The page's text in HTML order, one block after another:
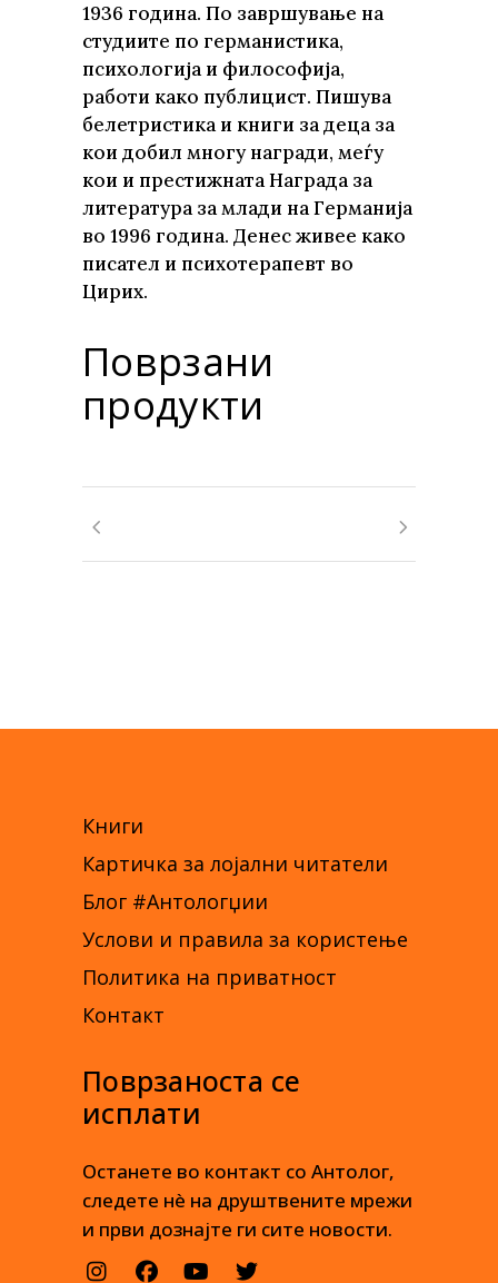
1936 година. По завршување на
студиите по германистика,
психологија и философија,
работи како публицист. Пишува
белетристика и книги за деца за
кои добил многу награди, меѓу
кои и престижната Награда за
литература за млади на Германија
во 1996 година. Денес живее како
писател и психотерапевт во
Цирих.
Поврзани
продукти
Книги
Картичка за лојални читатели
Блог #Антологџии
Услови и правила за користење
Политика на приватност
Контакт
Поврзаноста се
исплати
Останете во контакт со Антолог,
следете нè на друштвените мрежи
и први дознајте ги сите новости.